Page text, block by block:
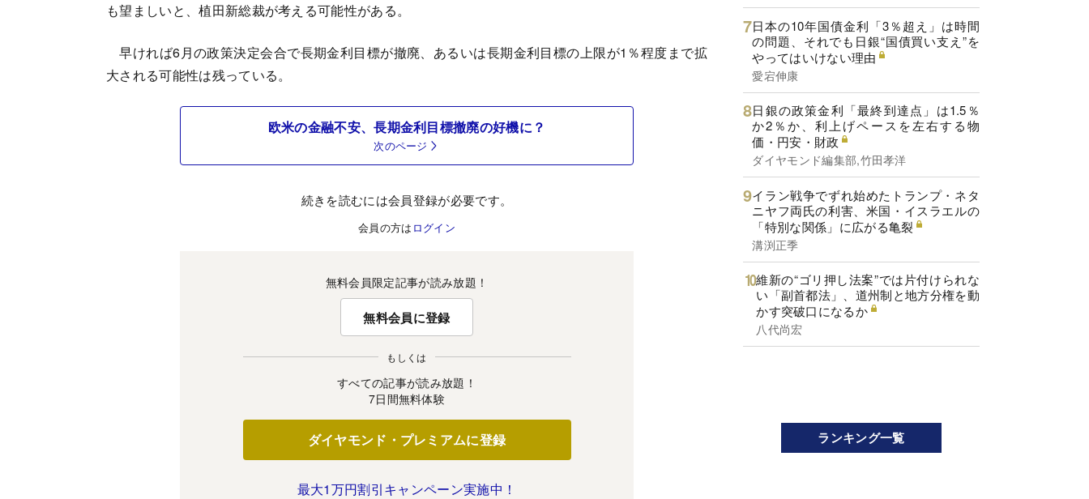
も望ましいと、植田新総裁が考える可能性がある。
早ければ6月の政策決定会合で長期金利目標が撤廃、あるいは長期金利目標の上限が1％程度まで拡
大される可能性は残っている。
欧米の金融不安、長期金利目標撤廃の好機に？
次のページ
続きを読むには会員登録が必要です。
会員の方は ログイン
無料会員限定記事が読み放題！
無料会員に登録
もしくは
すべての記事が読み放題！
7日間無料体験
ダイヤモンド・プレミアムに登録
最大1万円割引キャンペーン実施中！
日本の10年国債金利「3％超え」は時間
の問題、それでも日銀“国債買い支え”を
やってはいけない理由
愛宕伸康
日銀の政策金利「最終到達点」は1.5％
か2％か、利上げペースを左右する物
価・円安・財政
ダイヤモンド編集部,竹田孝洋
イラン戦争でずれ始めたトランプ・ネタ
ニヤフ両氏の利害、米国・イスラエルの
「特別な関係」に広がる亀裂
溝渕正季
維新の“ゴリ押し法案”では片付けられな
い「副首都法」、道州制と地方分権を動
かす突破口になるか
八代尚宏
ランキング一覧